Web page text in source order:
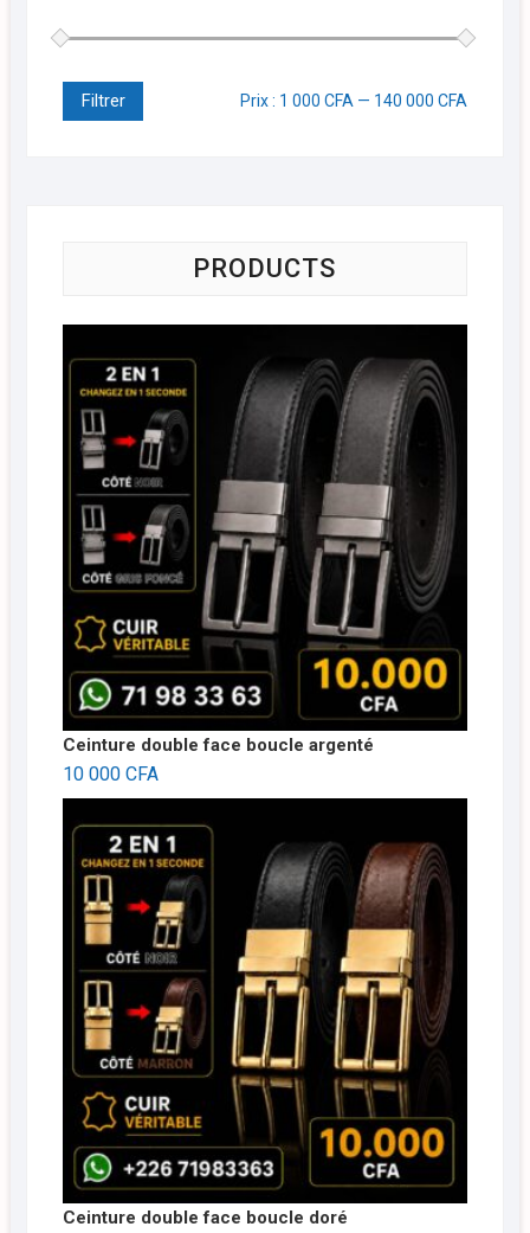
Filtrer Prix : 1 000 CFA — 140 000 CFA
PRODUCTS
Ceinture double face boucle argenté
10 000 CFA
Ceinture double face boucle doré